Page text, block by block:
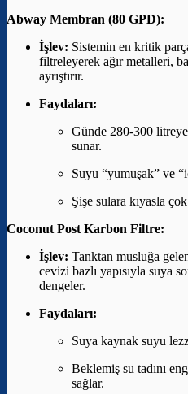
Abway Membran (80 GPD):
İşlev: Sistemin en kritik
filtreleyerek ağır metalleri,
ayrıştırır.
Faydaları:
Günde 280-300
sunar.
Suyu “yumuşak” ve
Şişe sulara kıyasla
Coconut Post Karbon Filtre:
İşlev: Tanktan musluğa
cevizi bazlı yapısıyla suya
dengeler.
Faydaları:
Suya kaynak suyu
Beklemiş su tadını
sağlar.